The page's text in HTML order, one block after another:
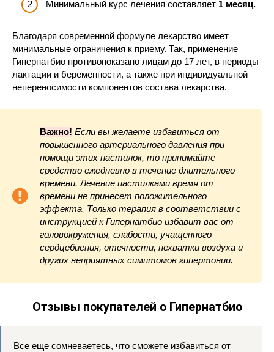
Минимальный курс лечения составляет 1 месяц.
Благодаря современной формуле лекарство имеет
минимальные ограничения к приему. Так, применение
Гипернатбио противопоказано лицам до 17 лет, в периоды
лактации и беременности, а также при индивидуальной
непереносимости компонентов состава лекарства.
Важно! Если вы желаете избавиться от
повышенного артериального давления при
помощи этих пастилок, то принимайте
средство ежедневно в течение длительного
времени. Лечение пастилками время от
времени не принесет положительного
эффекта. Только терапия в соответствии с
инструкцией к Гипернатбио избавит вас от
головокружения, слабости, учащенного
сердцебиения, отечности, нехватки воздуха и
других неприятных симптомов гипертонии.
Отзывы покупателей о Гипернатбио
Все еще сомневаетесь, что сможете избавиться от